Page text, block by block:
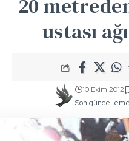
20
ustası
Son
10 Ekim 2012